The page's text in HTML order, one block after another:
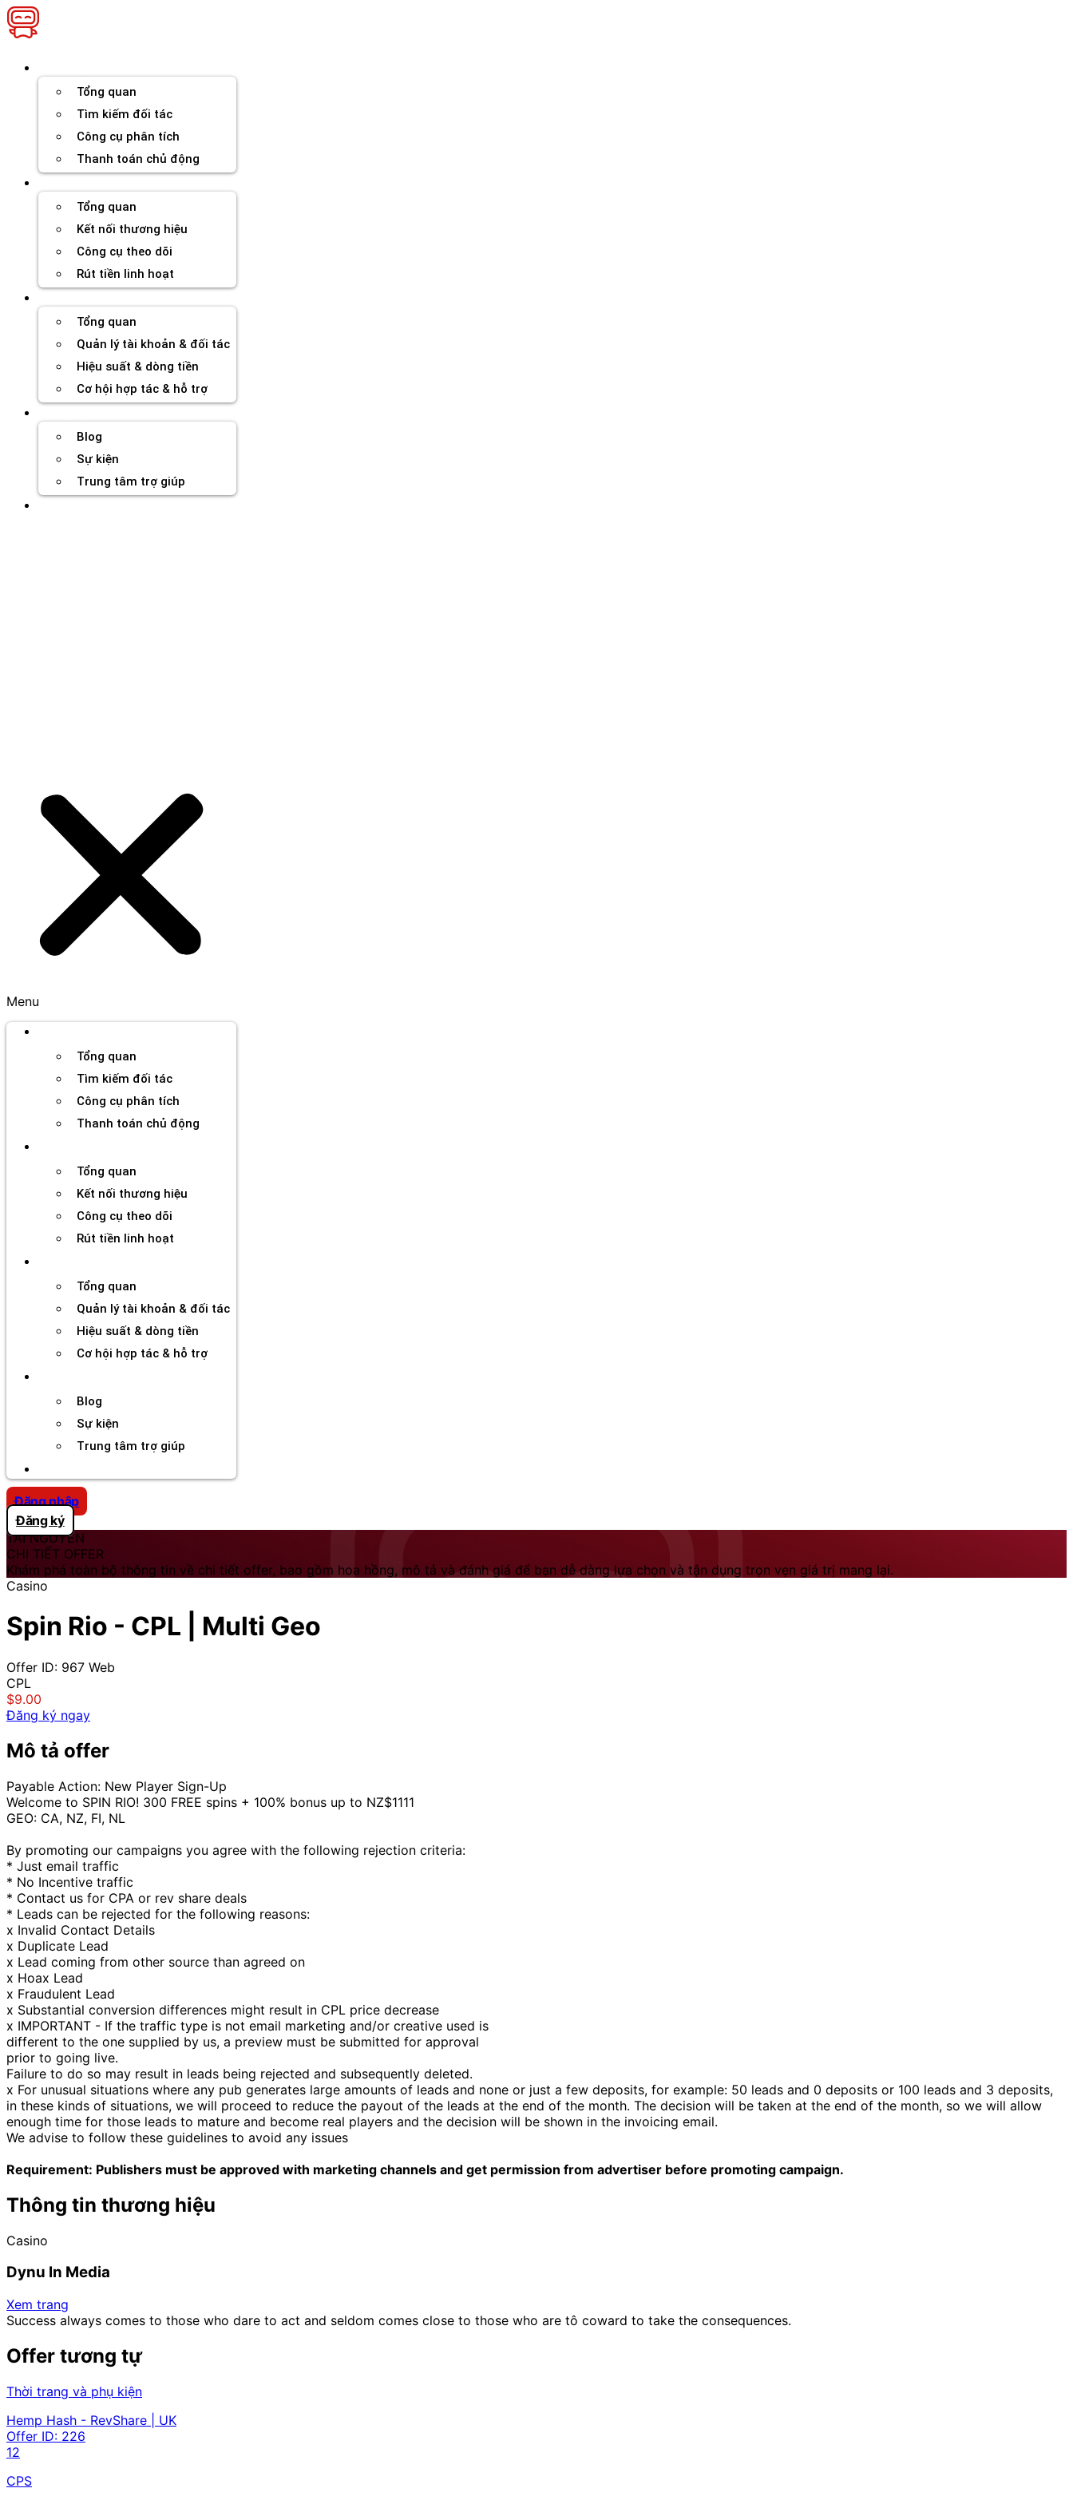
Chuyển
đến
Tổng quan
Tìm kiếm đối tác
Công cụ phân tích
Thanh toán chủ động
Tổng quan
Kết nối thương hiệu
Công cụ theo dõi
Rút tiền linh hoạt
Tổng quan
Quản lý tài khoản & đối tác
Hiệu suất & dòng tiền
Cơ hội hợp tác & hỗ trợ
Blog
Sự kiện
Trung tâm trợ giúp
Menu
Tổng quan
Tìm kiếm đối tác
Công cụ phân tích
Thanh toán chủ động
Tổng quan
Kết nối thương hiệu
Công cụ theo dõi
Rút tiền linh hoạt
Tổng quan
Quản lý tài khoản & đối tác
Hiệu suất & dòng tiền
Cơ hội hợp tác & hỗ trợ
Blog
Sự kiện
Trung tâm trợ giúp
Đăng nhập
Đăng ký
TÀI NGUYÊN
CHI TIẾT OFFER
Khám phá toàn bộ thông tin về chi tiết offer, bao gồm hoa hồng, mô tả và đánh giá để bạn dễ dàng lựa chọn và tận dụng trọn vẹn giá trị mang lại.
Casino
Spin Rio - CPL | Multi Geo
Offer ID: 967 Web
CPL
$9.00
Đăng ký ngay
Mô tả offer
Payable Action: New Player Sign-Up
Welcome to SPIN RIO! 300 FREE spins + 100% bonus up to NZ$1111
GEO: CA, NZ, FI, NL
By promoting our campaigns you agree with the following rejection criteria:
* Just email traffic
* No Incentive traffic
* Contact us for CPA or rev share deals
* Leads can be rejected for the following reasons:
x Invalid Contact Details
x Duplicate Lead
x Lead coming from other source than agreed on
x Hoax Lead
x Fraudulent Lead
x Substantial conversion differences might result in CPL price decrease
x IMPORTANT - If the traffic type is not email marketing and/or creative used is
different to the one supplied by us, a preview must be submitted for approval
prior to going live.
Failure to do so may result in leads being rejected and subsequently deleted.
x For unusual situations where any pub generates large amounts of leads and none or just a few deposits, for example: 50 leads and 0 deposits or 100 leads and 3 deposits,
in these kinds of situations, we will proceed to reduce the payout of the leads at the end of the month. The decision will be taken at the end of the month, so we will allow
enough time for those leads to mature and become real players and the decision will be shown in the invoicing email.
We advise to follow these guidelines to avoid any issues
Requirement: Publishers must be approved with marketing channels and get permission from advertiser before promoting campaign.
Thông tin thương hiệu
Casino
Dynu In Media
Xem trang
Success always comes to those who dare to act and seldom comes close to those who are tô coward to take the consequences.
Offer tương tự
Thời trang và phụ kiện
Hemp Hash - RevShare | UK
Offer ID: 226
12
CPS